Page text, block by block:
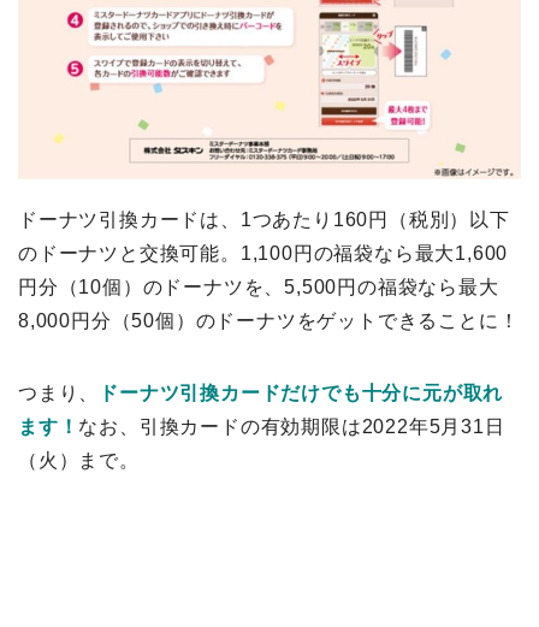
ドーナツ引換カードは、1つあたり160円（税別）以下
のドーナツと交換可能。1,100円の福袋なら最大1,600
円分（10個）のドーナツを、5,500円の福袋なら最大
8,000円分（50個）のドーナツをゲットできることに！
つまり、
ドーナツ引換カードだけでも十分に元が取れ
ます！ なお、引換カードの有効期限は2022年5月31日
（火）まで。